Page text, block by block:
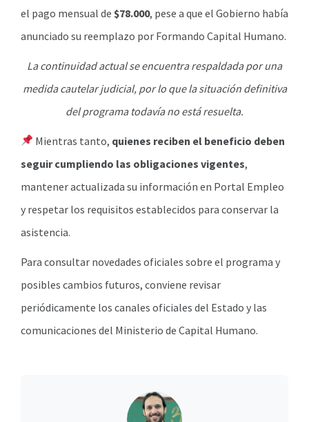
el pago mensual de $78.000, pese a que el Gobierno había
anunciado su reemplazo por Formando Capital Humano.
La continuidad actual se encuentra respaldada por una
medida cautelar judicial, por lo que la situación definitiva
del programa todavía no está resuelta.
Mientras tanto, quienes reciben el beneficio deben
seguir cumpliendo las obligaciones vigentes,
mantener actualizada su información en Portal Empleo
y respetar los requisitos establecidos para conservar la
asistencia.
Para consultar novedades oficiales sobre el programa y
posibles cambios futuros, conviene revisar
periódicamente los canales oficiales del Estado y las
comunicaciones del Ministerio de Capital Humano.